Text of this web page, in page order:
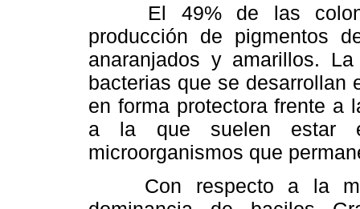
El 49% de las
producción de pigmentos
anaranjados y amarillos.
bacterias que se desarrollan
en forma protectora frente a
a la que suelen estar
microorganismos que
Con respecto a la